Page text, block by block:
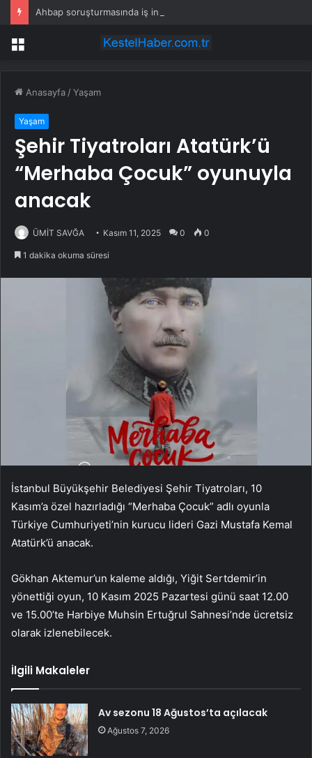
Menü
Anasayfa /Yaşam
Yaşam
Şehir Tiyatroları Atatürk’ü
“Merhaba Çocuk” oyunuyla
anacak
ÜMİT SAVĞA Kasım 11, 2025 0 0
1 dakika okuma süresi
İstanbul Büyükşehir Belediyesi Şehir Tiyatroları, 10
Kasım’a özel hazırladığı “Merhaba Çocuk” adlı oyunla
Türkiye Cumhuriyeti’nin kurucu lideri Gazi Mustafa Kemal
Atatürk’ü anacak.
Gökhan Aktemur’un kaleme aldığı, Yiğit Sertdemir’in
yönettiği oyun, 10 Kasım 2025 Pazartesi günü saat 12.00
ve 15.00’te Harbiye Muhsin Ertuğrul Sahnesi’nde ücretsiz
olarak izlenebilecek.
İlgili Makaleler
Av sezonu 18 Ağustos’ta açılacak
Ağustos 7, 2026